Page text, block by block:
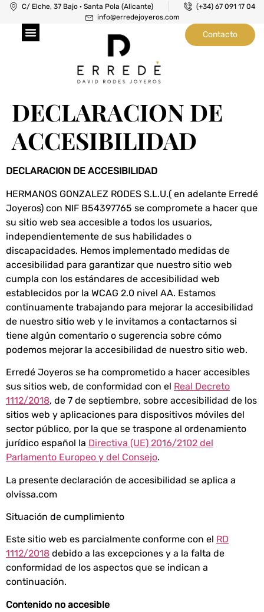
C/ Elche, 37 Bajo · Santa Pola (Alicante)
(+34) 67 091 17 04
info@erredejoyeros.com
Contacto
DECLARACION DE
ACCESIBILIDAD
DECLARACION DE ACCESIBILIDAD
HERMANOS GONZALEZ RODES S.L.U.( en adelante Erredé
Joyeros) con NIF B54397765 se compromete a hacer que
su sitio web sea accesible a todos los usuarios,
independientemente de sus habilidades o
discapacidades. Hemos implementado medidas de
accesibilidad para garantizar que nuestro sitio web
cumpla con los estándares de accesibilidad web
establecidos por la WCAG 2.0 nivel AA. Estamos
continuamente trabajando para mejorar la accesibilidad
de nuestro sitio web y le invitamos a contactarnos si
tiene algún comentario o sugerencia sobre cómo
podemos mejorar la accesibilidad de nuestro sitio web.
Erredé Joyeros se ha comprometido a hacer accesibles
sus sitios web, de conformidad con el Real Decreto
1112/2018, de 7 de septiembre, sobre accesibilidad de los
sitios web y aplicaciones para dispositivos móviles del
sector público, por la que se traspone al ordenamiento
jurídico español la Directiva (UE) 2016/2102 del
Parlamento Europeo y del Consejo.
La presente declaración de accesibilidad se aplica a
olvissa.com
Situación de cumplimiento
Este sitio web es parcialmente conforme con el RD
1112/2018 debido a las excepciones y a la falta de
conformidad de los aspectos que se indican a
continuación.
Contenido no accesible